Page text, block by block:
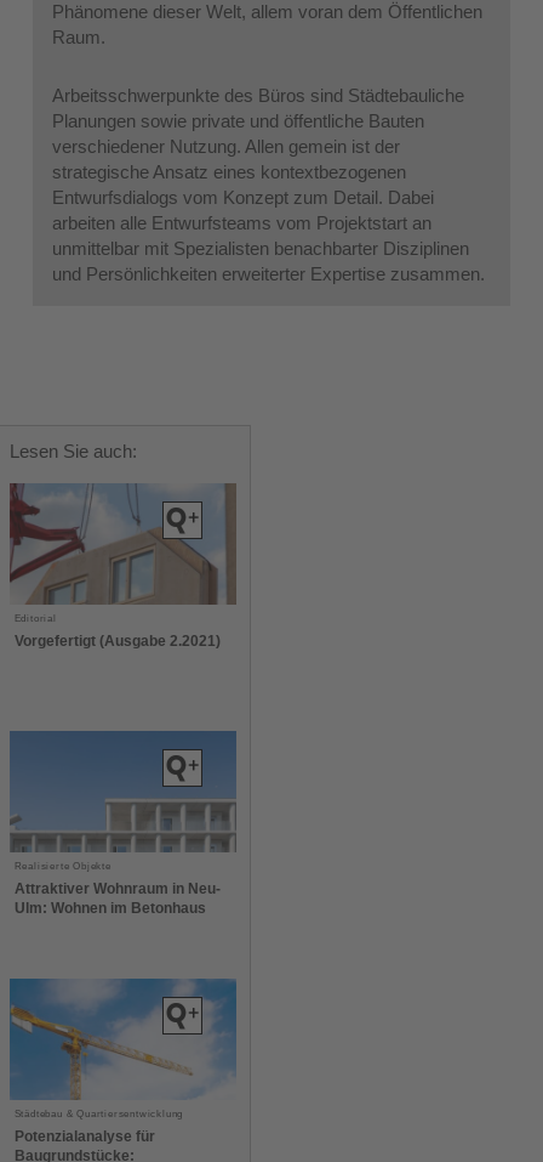
Phänomene dieser Welt, allem voran dem Öffentlichen
Raum.
Arbeitsschwerpunkte des Büros sind Städtebauliche
Planungen sowie private und öffentliche Bauten
verschiedener Nutzung. Allen gemein ist der
strategische Ansatz eines kontextbezogenen
Entwurfsdialogs vom Konzept zum Detail. Dabei
arbeiten alle Entwurfsteams vom Projektstart an
unmittelbar mit Spezialisten benachbarter Disziplinen
und Persönlichkeiten erweiterter Expertise zusammen.
Lesen Sie auch:
Editorial
Vorgefertigt (Ausgabe 2.2021)
Realisierte Objekte
Attraktiver Wohnraum in Neu-
Ulm: Wohnen im Betonhaus
Städtebau & Quartiersentwicklung
Potenzialanalyse für
Baugrundstücke: